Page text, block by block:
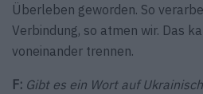
Überleben geworden. So
Verbindung, so atmen wir. Das
voneinander trennen.
F: Gibt es ein Wort auf